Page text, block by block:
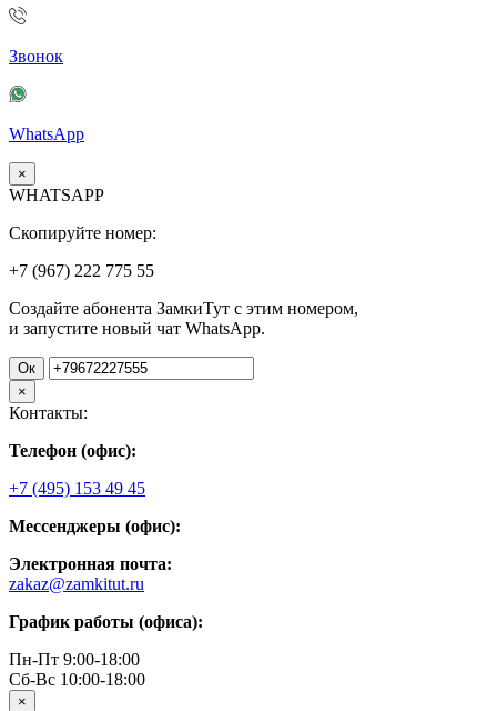
Звонок
WhatsApp
×
WHATSAPP
Скопируйте номер:
+7 (967) 222 775 55
Создайте абонента ЗамкиТут с этим номером,
и запустите новый чат WhatsApp.
Ок
×
Контакты:
Телефон (офис):
+7 (495) 153 49 45
Мессенджеры (офис):
Электронная почта:
zakaz@zamkitut.ru
График работы (офиса):
Пн-Пт 9:00-18:00
Сб-Вс 10:00-18:00
×